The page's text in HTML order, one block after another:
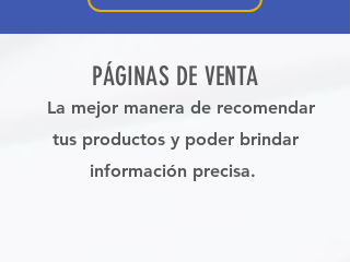
PÁGINAS DE VENTA
La mejor manera de recomendar
tus productos y poder brindar
información precisa.